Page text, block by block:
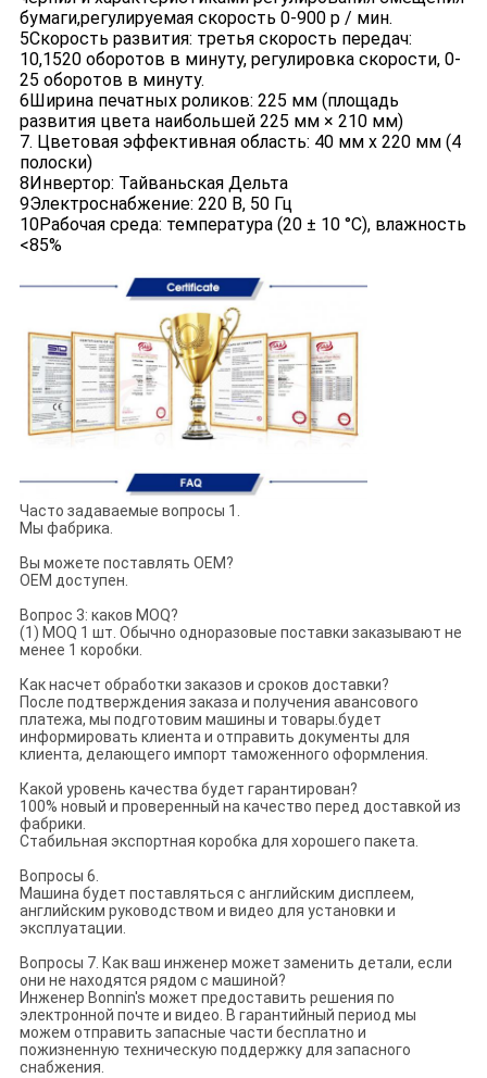
бумаги,регулируемая скорость 0-900 р / мин.
5Скорость развития: третья скорость передач:
10,1520 оборотов в минуту, регулировка скорости, 0-
25 оборотов в минуту.
6Ширина печатных роликов: 225 мм (площадь
развития цвета наибольшей 225 мм × 210 мм)
7. Цветовая эффективная область: 40 мм х 220 мм (4
полоски)
8Инвертор: Тайваньская Дельта
9Электроснабжение: 220 В, 50 Гц
10Рабочая среда: температура (20 ± 10 °C), влажность
<85%
Часто задаваемые вопросы 1.
Мы фабрика.
Вы можете поставлять OEM?
OEM доступен.
Вопрос 3: каков MOQ?
(1) MOQ 1 шт. Обычно одноразовые поставки заказывают не
менее 1 коробки.
Как насчет обработки заказов и сроков доставки?
После подтверждения заказа и получения авансового
платежа, мы подготовим машины и товары.будет
информировать клиента и отправить документы для
клиента, делающего импорт таможенного оформления.
Какой уровень качества будет гарантирован?
100% новый и проверенный на качество перед доставкой из
фабрики.
Стабильная экспортная коробка для хорошего пакета.
Вопросы 6.
Машина будет поставляться с английским дисплеем,
английским руководством и видео для установки и
эксплуатации.
Вопросы 7. Как ваш инженер может заменить детали, если
они не находятся рядом с машиной?
Инженер Bonnin's может предоставить решения по
электронной почте и видео. В гарантийный период мы
можем отправить запасные части бесплатно и
пожизненную техническую поддержку для запасного
снабжения.